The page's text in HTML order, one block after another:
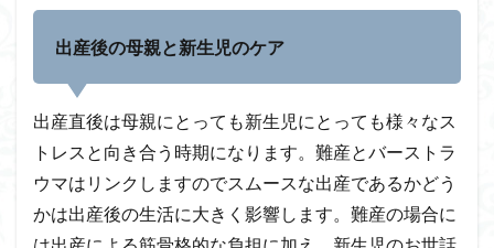
出産後の母親と新生児のケア
出産直後は母親にとっても新生児にとっても様々なス
トレスと向き合う時期になります。難産とバーストラ
ウマはリンクしますのでスムースな出産であるかどう
かは出産後の生活に大きく影響します。難産の場合に